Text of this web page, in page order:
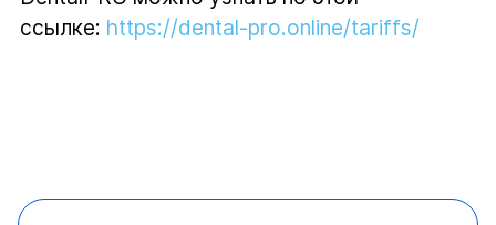
ссылке: https://dental-pro.online/tariffs/